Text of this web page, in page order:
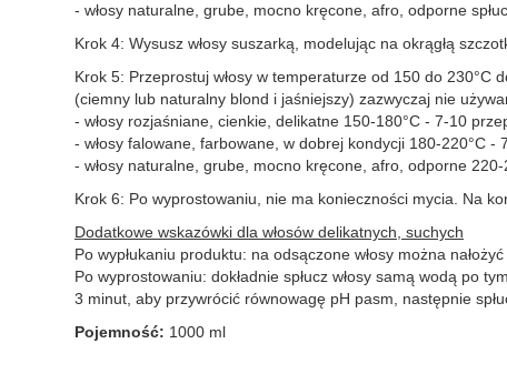
- włosy naturalne, grube, mocno kręcone, afro, odporne
Krok 4: Wysusz włosy suszarką, modelując na okrągłą
Krok 5: Przeprostuj włosy w temperaturze od 150 do 230°C
(ciemny lub naturalny blond i jaśniejszy) zazwyczaj nie
- włosy rozjaśniane, cienkie, delikatne 150-180°C - 7-10
- włosy falowane, farbowane, w dobrej kondycji 180-220°C -
- włosy naturalne, grube, mocno kręcone, afro, odporne
Krok 6: Po wyprostowaniu, nie ma konieczności mycia. Na
Dodatkowe wskazówki dla włosów delikatnych, suchych
Po wypłukaniu produktu: na odsączone włosy można
Po wyprostowaniu: dokładnie spłucz włosy samą wodą po
3 minut, aby przywrócić równowagę pH pasm, następnie
Pojemność: 1000 ml